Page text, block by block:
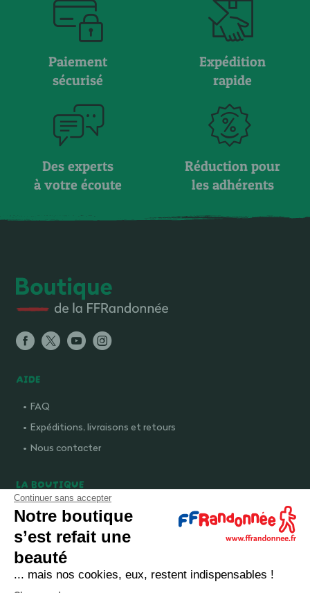
Paiement
sécurisé
Expédition
rapide
Des experts
à votre écoute
Réduction pour
les adhérents
AIDE
FAQ
Expéditions, livraisons et retours
Nous contacter
LA BOUTIQUE
Qui sommes-nous ?
Comment devenir adhérent ?
Mentions légales
CGV et politique de confidentialité
Continuer sans accepter
Notre boutique
s’est refait une
beauté
... mais nos cookies, eux, restent indispensables !